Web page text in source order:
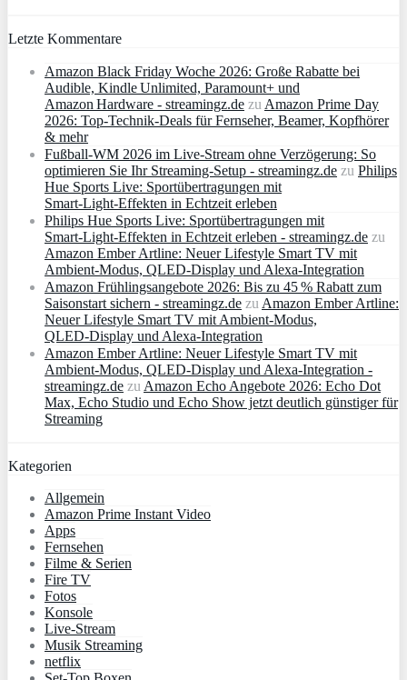
Letzte Kommentare
Amazon Black Friday Woche 2026: Große Rabatte bei
Audible, Kindle Unlimited, Paramount+ und
Amazon Hardware - streamingz.de zu Amazon Prime Day
2026: Top-Technik-Deals für Fernseher, Beamer, Kopfhörer
& mehr
Fußball-WM 2026 im Live-Stream ohne Verzögerung: So
optimieren Sie Ihr Streaming-Setup - streamingz.de zu Philips
Hue Sports Live: Sportübertragungen mit
Smart‑Light‑Effekten in Echtzeit erleben
Philips Hue Sports Live: Sportübertragungen mit
Smart‑Light‑Effekten in Echtzeit erleben - streamingz.de zu
Amazon Ember Artline: Neuer Lifestyle Smart TV mit
Ambient‑Modus, QLED‑Display und Alexa‑Integration
Amazon Frühlingsangebote 2026: Bis zu 45 % Rabatt zum
Saisonstart sichern - streamingz.de zu Amazon Ember Artline:
Neuer Lifestyle Smart TV mit Ambient‑Modus,
QLED‑Display und Alexa‑Integration
Amazon Ember Artline: Neuer Lifestyle Smart TV mit
Ambient‑Modus, QLED‑Display und Alexa‑Integration -
streamingz.de zu Amazon Echo Angebote 2026: Echo Dot
Max, Echo Studio und Echo Show jetzt deutlich günstiger für
Streaming
Kategorien
Allgemein
Amazon Prime Instant Video
Apps
Fernsehen
Filme & Serien
Fire TV
Fotos
Konsole
Live-Stream
Musik Streaming
netflix